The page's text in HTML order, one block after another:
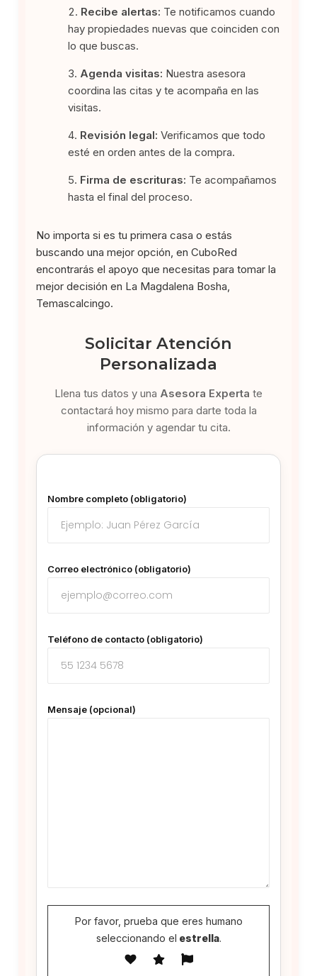
Recibe alertas: Te notificamos cuando
hay propiedades nuevas que coinciden con
lo que buscas.
Agenda visitas: Nuestra asesora
coordina las citas y te acompaña en las
visitas.
Revisión legal: Verificamos que todo
esté en orden antes de la compra.
Firma de escrituras: Te acompañamos
hasta el final del proceso.
No importa si es tu primera casa o estás
buscando una mejor opción, en CuboRed
encontrarás el apoyo que necesitas para tomar la
mejor decisión en La Magdalena Bosha,
Temascalcingo.
Solicitar Atención
Personalizada
Llena tus datos y una Asesora Experta te
contactará hoy mismo para darte toda la
información y agendar tu cita.
Nombre completo (obligatorio)
Correo electrónico (obligatorio)
Teléfono de contacto (obligatorio)
Mensaje (opcional)
Por favor, prueba que eres humano
seleccionando el estrella.